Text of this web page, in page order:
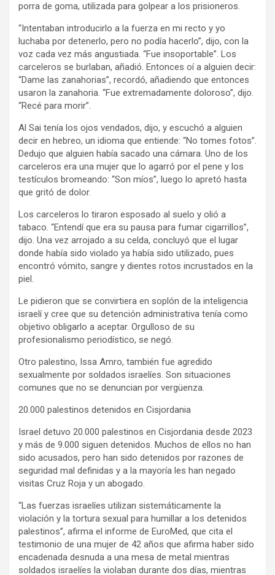
porra de goma, utilizada para golpear a los prisioneros.
“Intentaban introducirlo a la fuerza en mi recto y yo
luchaba por detenerlo, pero no podía hacerlo”, dijo, con la
voz cada vez más angustiada. “Fue insoportable”. Los
carceleros se burlaban, añadió. Entonces oí a alguien decir:
“Dame las zanahorias”, recordó, añadiendo que entonces
usaron la zanahoria. “Fue extremadamente doloroso”, dijo.
“Recé para morir”.
Al Sai tenía los ojos vendados, dijo, y escuchó a alguien
decir en hebreo, un idioma que entiende: “No tomes fotos”.
Dedujo que alguien había sacado una cámara. Uno de los
carceleros era una mujer que lo agarró por el pene y los
testículos bromeando: “Son míos”, luego lo apretó hasta
que gritó de dolor.
Los carceleros lo tiraron esposado al suelo y olió a
tabaco. “Entendí que era su pausa para fumar cigarrillos”,
dijo. Una vez arrojado a su celda, concluyó que el lugar
donde había sido violado ya había sido utilizado, pues
encontró vómito, sangre y dientes rotos incrustados en la
piel.
Le pidieron que se convirtiera en soplón de la inteligencia
israelí y cree que su detención administrativa tenía como
objetivo obligarlo a aceptar. Orgulloso de su
profesionalismo periodístico, se negó.
Otro palestino, Issa Amro, también fue agredido
sexualmente por soldados israelíes. Son situaciones
comunes que no se denuncian por vergüenza.
20.000 palestinos detenidos en Cisjordania
Israel detuvo 20.000 palestinos en Cisjordania desde 2023
y más de 9.000 siguen detenidos. Muchos de ellos no han
sido acusados, pero han sido detenidos por razones de
seguridad mal definidas y a la mayoría les han negado
visitas Cruz Roja y un abogado.
“Las fuerzas israelíes utilizan sistemáticamente la
violación y la tortura sexual para humillar a los detenidos
palestinos”, afirma el informe de EuroMed, que cita el
testimonio de una mujer de 42 años que afirma haber sido
encadenada desnuda a una mesa de metal mientras
soldados israelíes la violaban durante dos días, mientras